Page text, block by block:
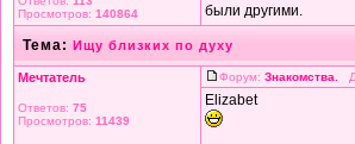
Просмотров: 140864
были другими.
Тема: Ищу близких по духу
Мечтатель
Ответов: 75
Просмотров: 11439
Форум: Знакомства.
Elizabet